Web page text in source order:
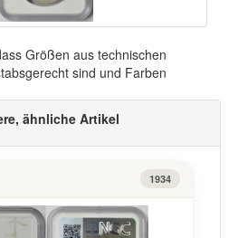
Größen aus technischen
sind und Farben
ähnliche Artikel
1934